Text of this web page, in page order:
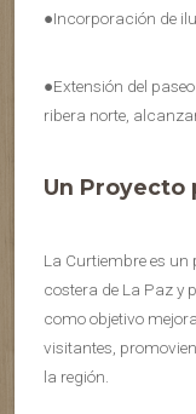
●Incorporación de
●Extensión del
ribera norte,
Un Proyecto
La Curtiembre es
costera de La Paz y
como objetivo
visitantes,
la región.